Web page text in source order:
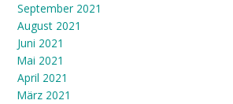
September 2021
August 2021
Juni 2021
Mai 2021
April 2021
März 2021